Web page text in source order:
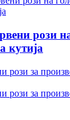
рози
кутија